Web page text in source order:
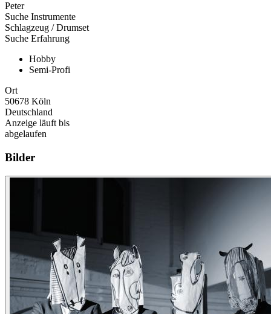
Peter
Suche Instrumente
Schlagzeug / Drumset
Suche Erfahrung
Hobby
Semi-Profi
Ort
50678 Köln
Deutschland
Anzeige läuft bis
abgelaufen
Bilder